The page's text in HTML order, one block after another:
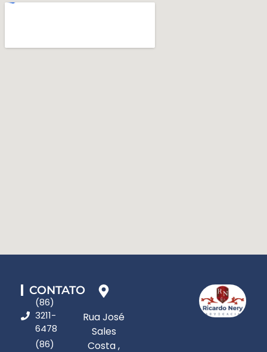
(86)
3211-
6478
(86)
CONTATO
Rua José
Sales
Costa ,